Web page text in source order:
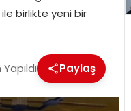
birlikte yeni bir
Paylaş